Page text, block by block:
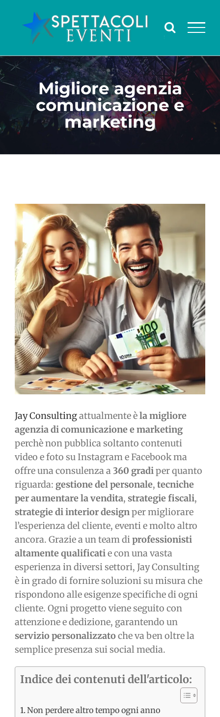
contenuto
Migliore agenzia
comunicazione e
marketing
Ingrandisci
immagine
Jay Consultingattualmente èla migliore
agenzia di comunicazione e marketing
perchè non pubblica soltanto contenuti
video e foto su Instagram e Facebook ma
offre una consulenza a 360 gradi per quanto
riguarda: gestione del personale, tecniche
per aumentare la vendita, strategie fiscali,
strategie di interior design per migliorare
l’esperienza del cliente, eventi e molto altro
ancora. Grazie a un team di professionisti
altamente qualificati e con una vasta
esperienza in diversi settori, Jay Consulting
è in grado di fornire soluzioni su misura che
rispondono alle esigenze specifiche di ogni
cliente. Ogni progetto viene seguito con
attenzione e dedizione, garantendo un
servizio personalizzatoche va ben oltre la
semplice presenza sui social media.
Indice dei contenuti dell'articolo:
Non perdere altro tempo ogni anno